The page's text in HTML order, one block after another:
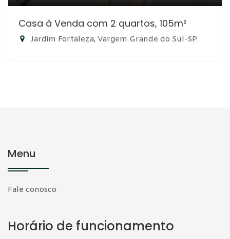
Casa à Venda com 2 quartos, 105m²
Jardim Fortaleza, Vargem Grande do Sul-SP
Menu
Fale conosco
Horário de funcionamento